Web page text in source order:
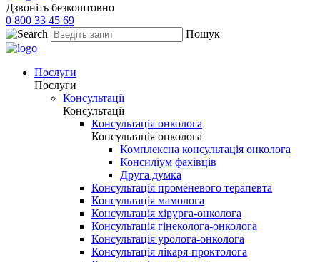
Дзвоніть безкоштовно
0 800 33 45 69
Пошук
Послуги
Послуги
Консультації
Консультації
Консультація онколога
Консультація онколога
Комплексна консультація онколога
Консиліум фахівців
Друга думка
Консультація променевого терапевта
Консультація мамолога
Консультація хірурга-онколога
Консультація гінеколога-онколога
Консультація уролога-онколога
Консультація лікаря-проктолога